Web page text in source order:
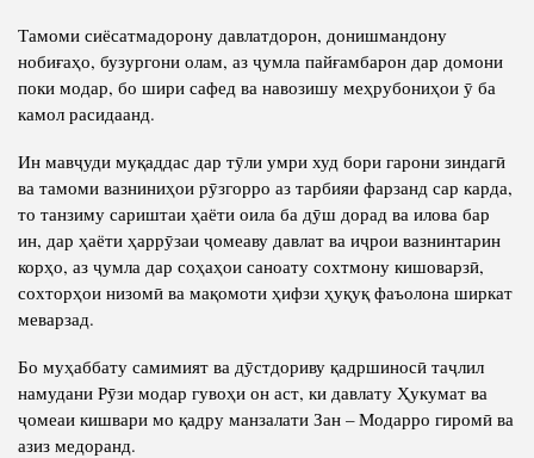
Тамоми сиёсатмадорону давлатдорон, донишмандону
нобиғаҳо, бузургони олам, аз ҷумла пайғамбарон дар домони
поки модар, бо шири сафед ва навозишу меҳрубониҳои ӯ ба
камол расидаанд.
Ин мавҷуди муқаддас дар тӯли умри худ бори гарони зиндагӣ
ва тамоми вазниниҳои рӯзгорро аз тарбияи фарзанд сар карда,
то танзиму сариштаи ҳаёти оила ба дӯш дорад ва илова бар
ин, дар ҳаёти ҳаррӯзаи ҷомеаву давлат ва иҷрои вазнинтарин
корҳо, аз ҷумла дар соҳаҳои саноату сохтмону кишоварзӣ,
сохторҳои низомӣ ва мақомоти ҳифзи ҳуқуқ фаъолона ширкат
меварзад.
Бо муҳаббату самимият ва дӯстдориву қадршиносӣ таҷлил
намудани Рӯзи модар гувоҳи он аст, ки давлату Ҳукумат ва
ҷомеаи кишвари мо қадру манзалати Зан – Модарро гиромӣ ва
азиз медоранд.